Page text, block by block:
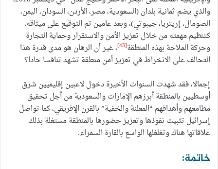
والذي يضم ثمانية بلدان (السعودية، مصر، الأردن، السودان، اليمن،
الصومال، إريتريا، جيبوتي)، وبعد عامين تم التوقيع على ميثاقه،
كتنظيم مهمته من خلال تعزيز الأمن والاستقرار وحماية التجارة
وحركة الملاحة بهذه المنطقة[43]
، غير أن الرهان هو مدى قدرة هذا
التحالف على الانخراط في تعزيز أمن منطقة تشهد تنافسا حادا؟
إجمالا، فقد شهدت السنوات الأخيرة دخول لاعبين إقليميين شرق
أوسطيين بالمنطقة أبرزهم الإمارات والسعودية من أجل تحقيق
مطامعهم وأهدافهم “المعلنة والخفية” بالقرن الإفريقي، كما تواصل
إسرائيل تثبيت نفوذها وتعزيز حضورها بالمنطقة مستغلة بذلك
علاقاتها هناك وتغلغلها الواسع بالقارة السمراء.
خاتمة: